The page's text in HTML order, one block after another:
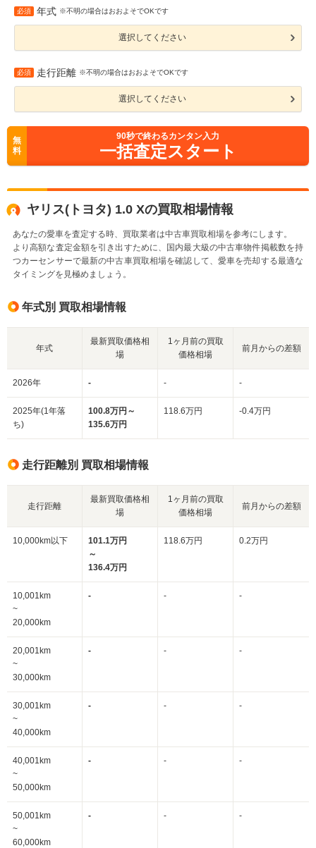
必須 年式 ※不明の場合はおおよそでOKです
選択してください
必須 走行距離 ※不明の場合はおおよそでOKです
選択してください
無
料
90秒で終わるカンタン入力
一括査定スタート
ヤリス(トヨタ) 1.0 Xの買取相場情報
あなたの愛車を査定する時、買取業者は中古車買取相場を参考にします。
より高額な査定金額を引き出すために、国内最大級の中古車物件掲載数を持
つカーセンサーで最新の中古車買取相場を確認して、愛車を売却する最適な
タイミングを見極めましょう。
年式別 買取相場情報
年式
最新買取価格相
場
1ヶ月前の買取
価格相場
前月からの差額
2026年 - - -
2025年(1年落
ち)
100.8万円～
135.6万円
118.6万円 -0.4万円
走行距離別 買取相場情報
走行距離
最新買取価格相
場
1ヶ月前の買取
価格相場
前月からの差額
10,000km以下
101.1万円
～
136.4万円
118.6万円 0.2万円
10,001km
~
20,000km
- - -
20,001km
~
30,000km
- - -
30,001km
~
40,000km
- - -
40,001km
~
50,000km
- - -
50,001km
~
60,000km
- - -